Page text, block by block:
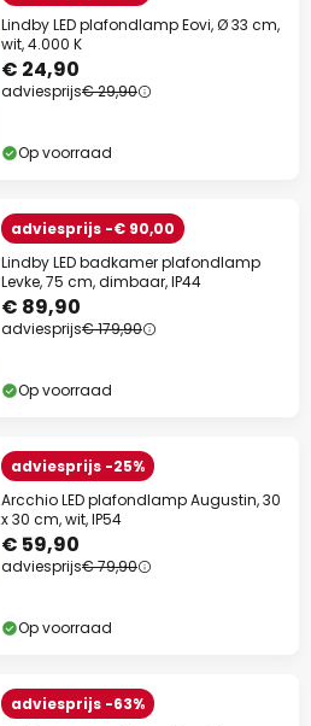
Lindby LED plafondlamp Eovi, Ø 33 cm,
wit, 4.000 K
€ 24,90
adviesprijs€ 29,90
Op voorraad
adviesprijs -€ 90,00
Lindby LED badkamer plafondlamp
Levke, 75 cm, dimbaar, IP44
€ 89,90
adviesprijs€ 179,90
Op voorraad
adviesprijs -25%
Arcchio LED plafondlamp Augustin, 30
x 30 cm, wit, IP54
€ 59,90
adviesprijs€ 79,90
Op voorraad
adviesprijs -63%